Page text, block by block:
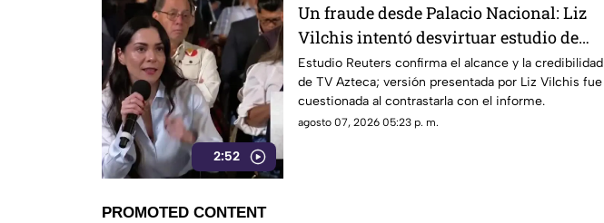
2:52
Un fraude desde Palacio Nacional: Liz
Vilchis intentó desvirtuar estudio de
Reuters sobre la credibilidad de TV
Azteca
Estudio Reuters confirma el alcance y la credibilidad
de TV Azteca; versión presentada por Liz Vilchis fue
cuestionada al contrastarla con el informe.
agosto 07, 2026 05:23 p. m.